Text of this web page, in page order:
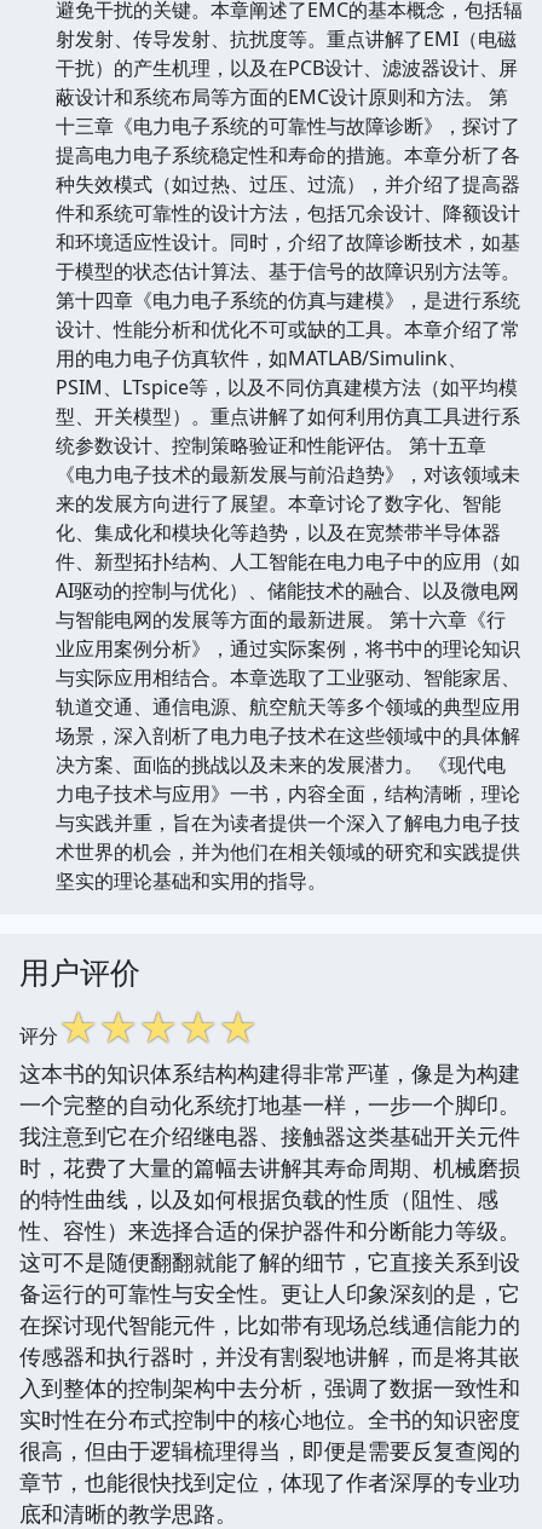
避免干扰的关键。本章阐述了EMC的基本概念，包括辐
射发射、传导发射、抗扰度等。重点讲解了EMI（电磁
干扰）的产生机理，以及在PCB设计、滤波器设计、屏
蔽设计和系统布局等方面的EMC设计原则和方法。 第
十三章《电力电子系统的可靠性与故障诊断》，探讨了
提高电力电子系统稳定性和寿命的措施。本章分析了各
种失效模式（如过热、过压、过流），并介绍了提高器
件和系统可靠性的设计方法，包括冗余设计、降额设计
和环境适应性设计。同时，介绍了故障诊断技术，如基
于模型的状态估计算法、基于信号的故障识别方法等。
第十四章《电力电子系统的仿真与建模》，是进行系统
设计、性能分析和优化不可或缺的工具。本章介绍了常
用的电力电子仿真软件，如MATLAB/Simulink、
PSIM、LTspice等，以及不同仿真建模方法（如平均模
型、开关模型）。重点讲解了如何利用仿真工具进行系
统参数设计、控制策略验证和性能评估。 第十五章
《电力电子技术的最新发展与前沿趋势》，对该领域未
来的发展方向进行了展望。本章讨论了数字化、智能
化、集成化和模块化等趋势，以及在宽禁带半导体器
件、新型拓扑结构、人工智能在电力电子中的应用（如
AI驱动的控制与优化）、储能技术的融合、以及微电网
与智能电网的发展等方面的最新进展。 第十六章《行
业应用案例分析》，通过实际案例，将书中的理论知识
与实际应用相结合。本章选取了工业驱动、智能家居、
轨道交通、通信电源、航空航天等多个领域的典型应用
场景，深入剖析了电力电子技术在这些领域中的具体解
决方案、面临的挑战以及未来的发展潜力。 《现代电
力电子技术与应用》一书，内容全面，结构清晰，理论
与实践并重，旨在为读者提供一个深入了解电力电子技
术世界的机会，并为他们在相关领域的研究和实践提供
坚实的理论基础和实用的指导。
用户评价
评分☆☆☆☆☆
这本书的知识体系结构构建得非常严谨，像是为构建
一个完整的自动化系统打地基一样，一步一个脚印。
我注意到它在介绍继电器、接触器这类基础开关元件
时，花费了大量的篇幅去讲解其寿命周期、机械磨损
的特性曲线，以及如何根据负载的性质（阻性、感
性、容性）来选择合适的保护器件和分断能力等级。
这可不是随便翻翻就能了解的细节，它直接关系到设
备运行的可靠性与安全性。更让人印象深刻的是，它
在探讨现代智能元件，比如带有现场总线通信能力的
传感器和执行器时，并没有割裂地讲解，而是将其嵌
入到整体的控制架构中去分析，强调了数据一致性和
实时性在分布式控制中的核心地位。全书的知识密度
很高，但由于逻辑梳理得当，即便是需要反复查阅的
章节，也能很快找到定位，体现了作者深厚的专业功
底和清晰的教学思路。